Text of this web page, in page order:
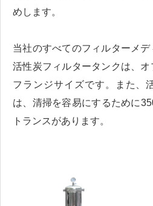
めします。
当社のすべてのフィルターメ
活性炭フィルタータンクは、
フランジサイズです。また、
は、清掃を容易にするために
トランスがあります。